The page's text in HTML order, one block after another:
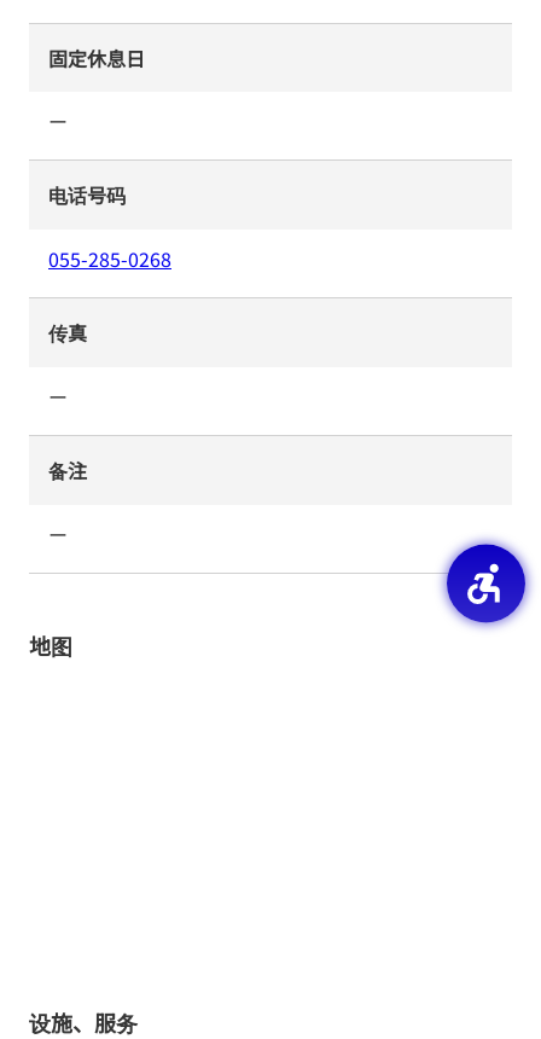
固定休息日
ー
电话号码
055-285-0268
传真
ー
备注
ー
地图
设施、服务